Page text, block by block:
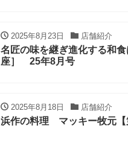
2025年8月23日 店舗紹介
名匠の味を継ぎ進化する和
座］ 25年8月号
2025年8月18日 店舗紹介
浜作の料理 マッキー牧元【